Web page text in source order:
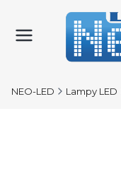
NEO-LED Lampy LED